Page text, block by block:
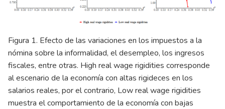
Figura 1. Efecto de las variaciones en los impuestos a la
nómina sobre la informalidad, el desempleo, los ingresos
fiscales, entre otras. High real wage rigidities corresponde
al escenario de la economía con altas rigideces en los
salarios reales, por el contrario, Low real wage rigidities
muestra el comportamiento de la economía con bajas